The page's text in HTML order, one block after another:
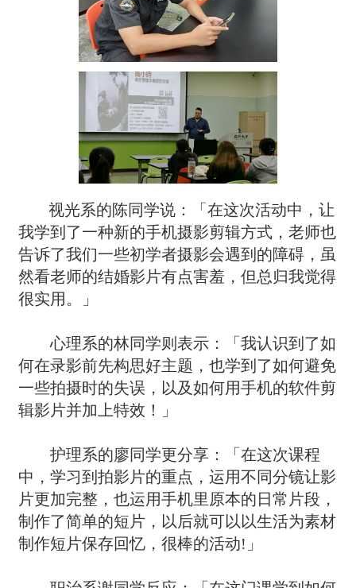
视光系的陈同学说：「在这次活动中，让
我学到了一种新的手机摄影剪辑方式，老师也
告诉了我们一些初学者摄影会遇到的障碍，虽
然看老师的结婚影片有点害羞，但总归我觉得
很实用。」
心理系的林同学则表示：「我认识到了如
何在录影前先构思好主题，也学到了如何避免
一些拍摄时的失误，以及如何用手机的软件剪
辑影片并加上特效！」
护理系的廖同学更分享：「在这次课程
中，学习到拍影片的重点，运用不同分镜让影
片更加完整，也运用手机里原本的日常片段，
制作了简单的短片，以后就可以以生活为素材
制作短片保存回忆，很棒的活动!」